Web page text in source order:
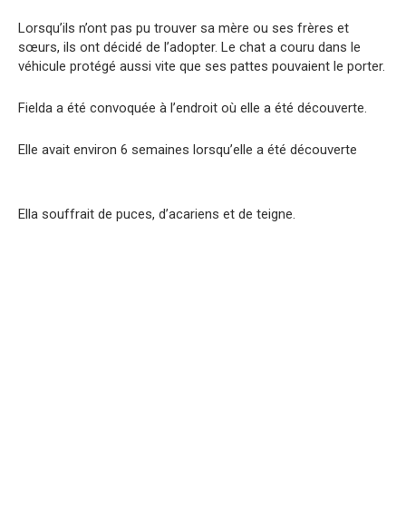
Lorsqu’ils n’ont pas pu trouver sa mère ou ses frères et
sœurs, ils ont décidé de l’adopter. Le chat a couru dans le
véhicule protégé aussi vite que ses pattes pouvaient le porter.
Fielda a été convoquée à l’endroit où elle a été découverte.
Elle avait environ 6 semaines lorsqu’elle a été découverte
Ella souffrait de puces, d’acariens et de teigne.